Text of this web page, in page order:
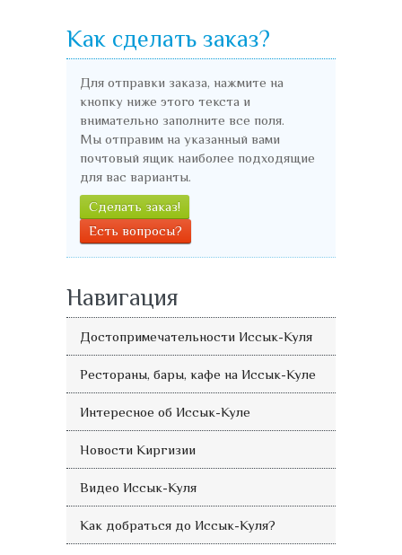
Как сделать заказ?
Для отправки заказа, нажмите на
кнопку ниже этого текста и
внимательно заполните все поля.
Мы отправим на указанный вами
почтовый ящик наиболее подходящие
для вас варианты.
Сделать заказ!
Есть вопросы?
Навигация
Достопримечательности Иссык-Куля
Рестораны, бары, кафе на Иссык-Куле
Интересное об Иссык-Куле
Новости Киргизии
Видео Иссык-Куля
Как добраться до Иссык-Куля?